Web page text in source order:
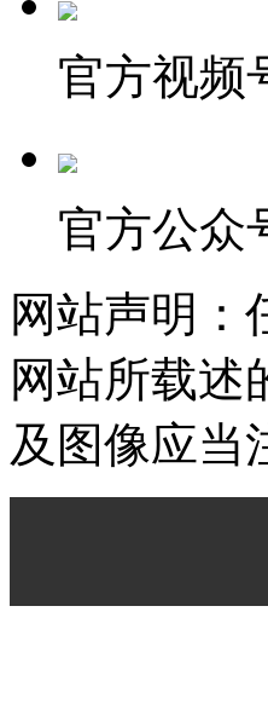
官方视频
官方公众
网站声明：
网站所载述
及图像应当